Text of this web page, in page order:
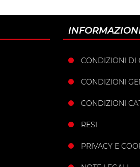
CONDIZIONI DI
CONDIZIONI
CONDIZIONI
RESI
PRIVACY E